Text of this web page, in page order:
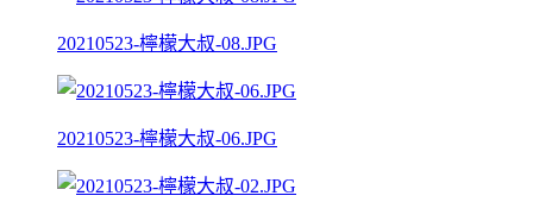
20210523-檸檬大叔-08.JPG
20210523-檸檬大叔-06.JPG